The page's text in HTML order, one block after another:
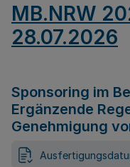
MB.NRW
28.07.2026
Sponsoring im
Ergänzende
Genehmigung